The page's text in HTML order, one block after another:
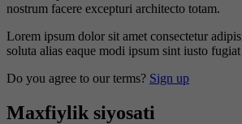
nostrum facere excepturi architecto totam.
Lorem ipsum dolor sit amet consectetur
soluta alias eaque modi ipsum sint iusto
Do you agree to our terms? Sign up
Maxfiylik siyosati